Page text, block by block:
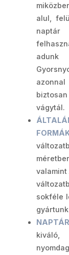
alul,
naptár
adunk
vágytál.
valamint
sokféle